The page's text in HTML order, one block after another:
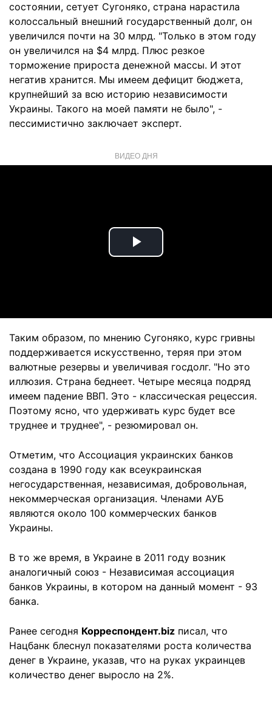
состоянии, сетует Сугоняко, страна нарастила
колоссальный внешний государственный долг, он
увеличился почти на 30 млрд. "Только в этом году
он увеличился на $4 млрд. Плюс резкое
торможение прироста денежной массы. И этот
негатив хранится. Мы имеем дефицит бюджета,
крупнейший за всю историю независимости
Украины. Такого на моей памяти не было", -
пессимистично заключает эксперт.
ВИДЕО ДНЯ
Play
Таким образом, по мнению Сугоняко, курс гривны
поддерживается искусственно, теряя при этом
валютные резервы и увеличивая госдолг. "Но это
иллюзия. Страна беднеет. Четыре месяца подряд
имеем падение ВВП. Это - классическая рецессия.
Поэтому ясно, что удерживать курс будет все
труднее и труднее", - резюмировал он.
Отметим, что Ассоциация украинских банков
создана в 1990 году как всеукраинская
негосударственная, независимая, добровольная,
некоммерческая организация. Членами АУБ
являются около 100 коммерческих банков
Украины.
В то же время, в Украине в 2011 году возник
аналогичный союз - Независимая ассоциация
банков Украины, в котором на данный момент - 93
банка.
Ранее сегодня Корреспондент.biz писал, что
Нацбанк блеснул показателями роста количества
денег в Украине, указав, что на руках украинцев
количество денег выросло на 2%.